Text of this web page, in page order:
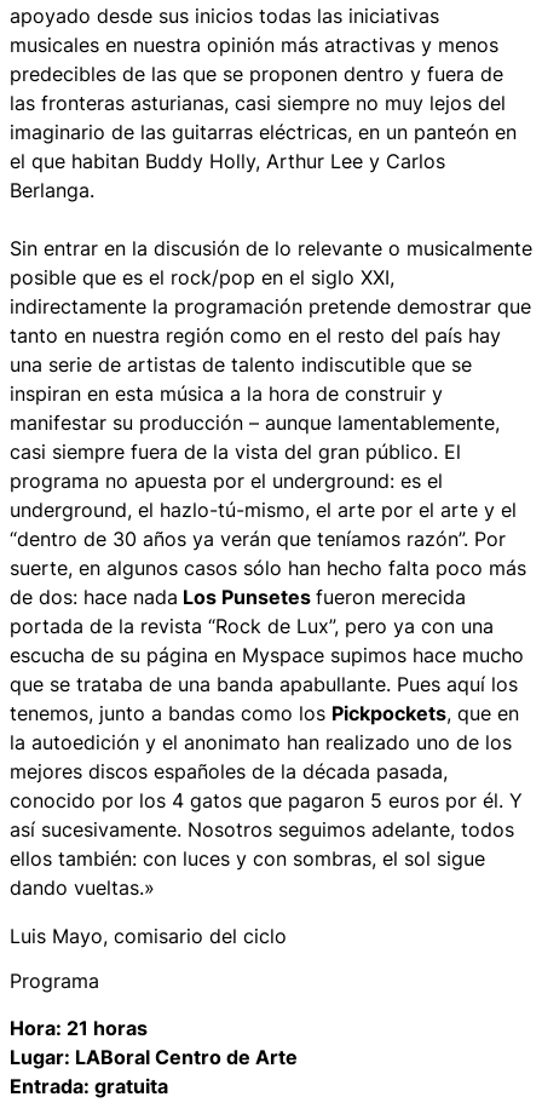
apoyado desde sus inicios todas las iniciativas
musicales en nuestra opinión más atractivas y menos
predecibles de las que se proponen dentro y fuera de
las fronteras asturianas, casi siempre no muy lejos del
imaginario de las guitarras eléctricas, en un panteón en
el que habitan Buddy Holly, Arthur Lee y Carlos
Berlanga.
Sin entrar en la discusión de lo relevante o musicalmente
posible que es el rock/pop en el siglo XXI,
indirectamente la programación pretende demostrar que
tanto en nuestra región como en el resto del país hay
una serie de artistas de talento indiscutible que se
inspiran en esta música a la hora de construir y
manifestar su producción – aunque lamentablemente,
casi siempre fuera de la vista del gran público. El
programa no apuesta por el underground: es el
underground, el hazlo-tú-mismo, el arte por el arte y el
“dentro de 30 años ya verán que teníamos razón”. Por
suerte, en algunos casos sólo han hecho falta poco más
de dos: hace nada Los Punsetes fueron merecida
portada de la revista “Rock de Lux”, pero ya con una
escucha de su página en Myspace supimos hace mucho
que se trataba de una banda apabullante. Pues aquí los
tenemos, junto a bandas como los Pickpockets, que en
la autoedición y el anonimato han realizado uno de los
mejores discos españoles de la década pasada,
conocido por los 4 gatos que pagaron 5 euros por él. Y
así sucesivamente. Nosotros seguimos adelante, todos
ellos también: con luces y con sombras, el sol sigue
dando vueltas.»
Luis Mayo, comisario del ciclo
Programa
Hora: 21 horas
Lugar: LABoral Centro de Arte
Entrada: gratuita